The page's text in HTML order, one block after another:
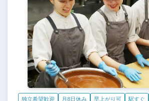
独立希望歓迎 月8日休み 早上がり可 駅すぐ